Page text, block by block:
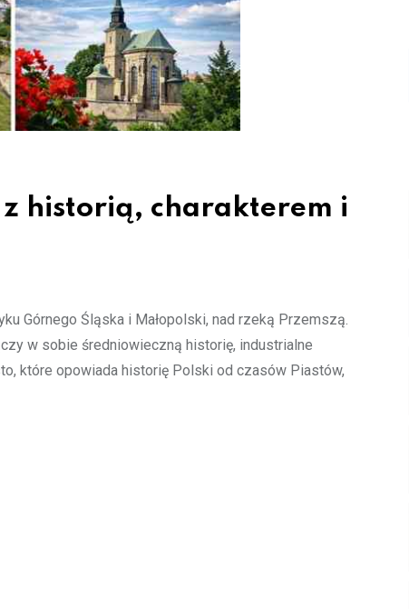
historią, charakterem i
Górnego Śląska i Małopolski, nad rzeką Przemszą.
w sobie średniowieczną historię, industrialne
które opowiada historię Polski od czasów Piastów,